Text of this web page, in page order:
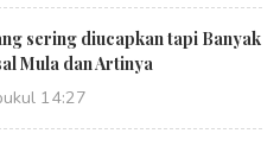
sering diucapkan tapi Banyak
Mula dan Artinya
14:27